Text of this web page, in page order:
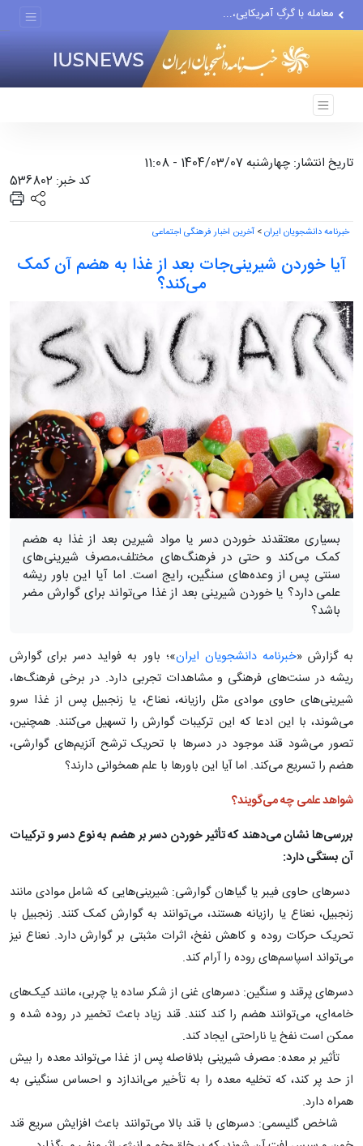
معامله با گرگِ آمریکایی،...
دستیار قلعه‌نویی مربی تیم...
اقتصاددان معروف آمریکایی:...
انتشار اخبار جعلی توسط...
تاریخ انتشار: چهارشنبه 1404/03/07 - 11:08
کد خبر: 536802
خبرنامه دانشجویان ایران> آخرین اخبار فرهنگی اجتماعی
آیا خوردن شیرینی‌جات بعد از غذا به هضم آن کمک
می‌کند؟
بسیاری معتقدند خوردن دسر یا مواد شیرین بعد از غذا به هضم
کمک می‌کند و حتی در فرهنگ‌های مختلف،مصرف شیرینی‌های
سنتی پس از وعده‌های سنگین، رایج است. اما آیا این باور ریشه
علمی دارد؟ یا خوردن شیرینی بعد از غذا می‌تواند برای گوارش مضر
باشد؟
به گزارش «خبرنامه دانشجویان ایران»؛ باور به فواید دسر برای گوارش
ریشه در سنت‌های فرهنگی و مشاهدات تجربی دارد. در برخی فرهنگ‌ها،
شیرینی‌های حاوی موادی مثل رازیانه، نعناع، یا زنجبیل پس از غذا سرو
می‌شوند، با این ادعا که این ترکیبات گوارش را تسهیل می‌کنند. همچنین،
تصور می‌شود قند موجود در دسرها با تحریک ترشح آنزیم‌های گوارشی،
هضم را تسریع می‌کند. اما آیا این باورها با علم همخوانی دارند؟
شواهد علمی چه می‌گویند؟
بررسی‌ها نشان می‌دهند که تأثیر خوردن دسر بر هضم به نوع دسر و ترکیبات
آن بستگی دارد:
دسرهای حاوی فیبر یا گیاهان گوارشی: شیرینی‌هایی که شامل موادی مانند
زنجبیل، نعناع یا رازیانه هستند، می‌توانند به گوارش کمک کنند. زنجبیل با
تحریک حرکات روده و کاهش نفخ، اثرات مثبتی بر گوارش دارد. نعناع نیز
می‌تواند اسپاسم‌های روده را آرام کند.
دسرهای پرقند و سنگین: دسرهای غنی از شکر ساده یا چربی، مانند کیک‌های
خامه‌ای، می‌توانند هضم را کند کنند. قند زیاد باعث تخمیر در روده شده و
ممکن است نفخ یا ناراحتی ایجاد کند.
تأثیر بر معده: مصرف شیرینی بلافاصله پس از غذا می‌تواند معده را بیش
از حد پر کند، که تخلیه معده را به تأخیر می‌اندازد و احساس سنگینی به
همراه دارد.
شاخص گلیسمی: دسرهای با قند بالا می‌توانند باعث افزایش سریع قند